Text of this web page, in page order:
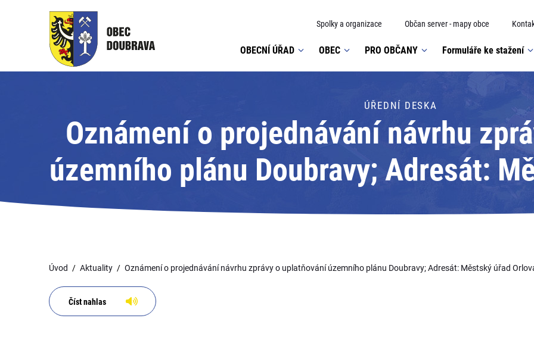
Spolky a organizace Občan server - mapy obce
OBECNÍ ÚŘAD OBEC PRO OBČANY Formuláře ke stažení
ÚŘEDNÍ DESKA
Oznámení o projednávání návrhu
územního plánu Doubravy; Adresát:
Úvod Aktuality Oznámení o projednávání návrhu zprávy o uplatňování územního plánu Doubravy; Adresát: Městský úřad
Číst nahlas